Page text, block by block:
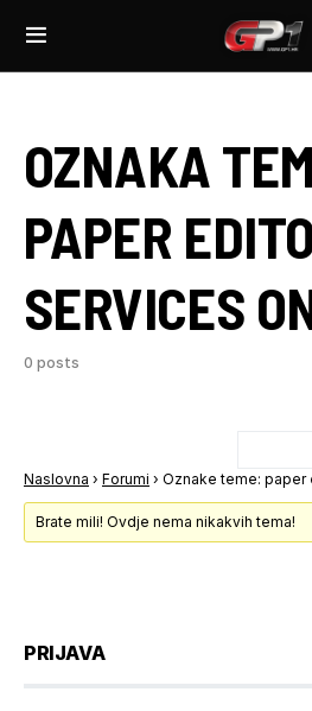
OZNAKA
PAPER
SERVICES
0 posts
Naslovna › Forumi › Oznake teme:
Brate mili! Ovdje nema nikakvih tema!
PRIJAVA